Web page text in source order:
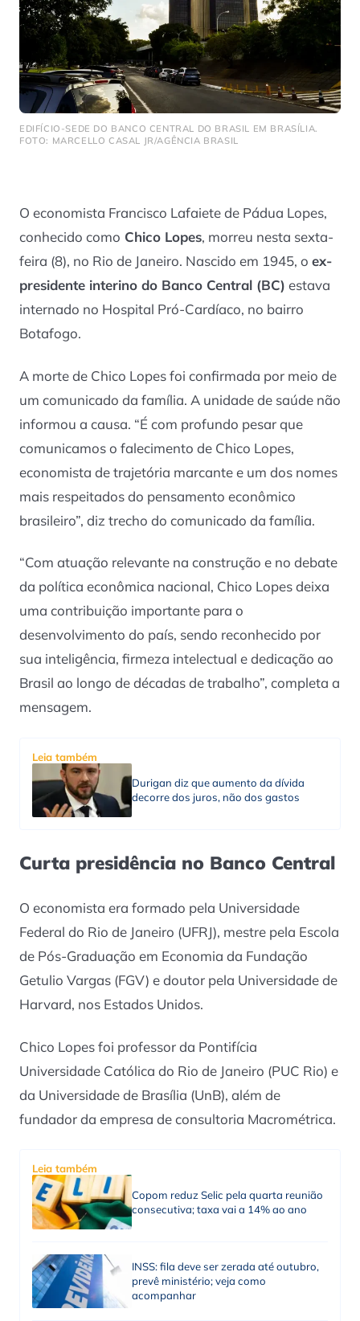
EDIFÍCIO-SEDE DO BANCO CENTRAL DO BRASIL EM BRASÍLIA.
FOTO: MARCELLO CASAL JR/AGÊNCIA BRASIL
O economista Francisco Lafaiete de Pádua Lopes,
conhecido como Chico Lopes, morreu nesta sexta-
feira (8), no Rio de Janeiro. Nascido em 1945, o ex-
presidente interino do Banco Central (BC) estava
internado no Hospital Pró-Cardíaco, no bairro
Botafogo.
A morte de Chico Lopes foi confirmada por meio de
um comunicado da família. A unidade de saúde não
informou a causa. “É com profundo pesar que
comunicamos o falecimento de Chico Lopes,
economista de trajetória marcante e um dos nomes
mais respeitados do pensamento econômico
brasileiro”, diz trecho do comunicado da família.
“Com atuação relevante na construção e no debate
da política econômica nacional, Chico Lopes deixa
uma contribuição importante para o
desenvolvimento do país, sendo reconhecido por
sua inteligência, firmeza intelectual e dedicação ao
Brasil ao longo de décadas de trabalho”, completa a
mensagem.
Leia também
Durigan diz que aumento da dívida
decorre dos juros, não dos gastos
Curta presidência no Banco Central
O economista era formado pela Universidade
Federal do Rio de Janeiro (UFRJ), mestre pela Escola
de Pós-Graduação em Economia da Fundação
Getulio Vargas (FGV) e doutor pela Universidade de
Harvard, nos Estados Unidos.
Chico Lopes foi professor da Pontifícia
Universidade Católica do Rio de Janeiro (PUC Rio) e
da Universidade de Brasília (UnB), além de
fundador da empresa de consultoria Macrométrica.
Leia também
Copom reduz Selic pela quarta reunião
consecutiva; taxa vai a 14% ao ano
INSS: fila deve ser zerada até outubro,
prevê ministério; veja como
acompanhar